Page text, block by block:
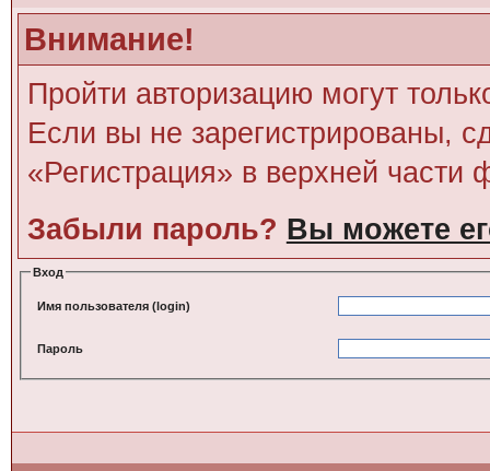
Внимание!
Пройти авторизацию могут
Если вы не зарегистрированы,
«Регистрация» в верхней части
Забыли пароль? Вы можете
Вход
Имя пользователя (login)
Пароль